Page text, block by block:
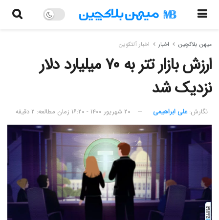
میهن بلاکچین اخبار اخبار آلتکوین
ارزش بازار تتر به ۷۰ میلیارد دلار
نزدیک شد
نگارش:‌ علی ابراهیمی ۲۰ شهریور ۱۴۰۰ - ۱۶:۲۰ زمان مطالعه: ۲ دقیقه